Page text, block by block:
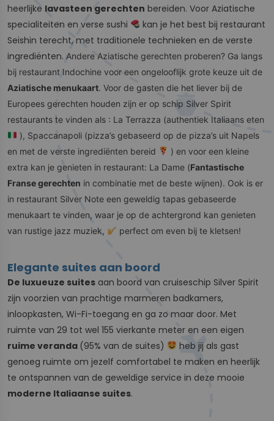
heerlijke lavasteen gerechten bereiden. Voor Aziatische
specialiteiten en verse sushi
kan je het best bij restaurant
Seishin terecht, met traditionele technieken en de verste
ingrediënten. Andere Aziatische gerechten proberen? Ga langs
bij restaurant Indochine voor een ongelooflijk grote keuze uit de
Aziatische menukaart. Voor de gasten die het liever bij de
Europees gerechten houden zijn er op schip Silver Spirit
restaurants te vinden als : La Terrazza (authentiek Italiaans eten
), Spaccanapoli (pizza’s gebaseerd op de pizza’s uit Napels
en met de verste ingrediënten bereid
) en voor een kleine
extra kan je genieten in restaurant: La Dame (Fantastische
Franse gerechten in combinatie met de beste wijnen). Ook is er
in restaurant Silver Note een geweldig tapas gebaseerde
menukaart te vinden, waar je op de achtergrond kan genieten
van rustige jazz muziek,
perfect om even bij te kletsen!
Elegante suites aan boord
De luxueuze suites aan boord van cruiseschip Silver Spirit
zijn voorzien van prachtige marmeren badkamers,
inloopkasten, Wi-Fi-toegang en ga zo maar door. Met
ruimte van 29 tot wel 155 vierkante meter en een eigen
ruime veranda (95% van de suites)
heb jij als gast
genoeg ruimte om jezelf comfortabel te maken en heerlijk
te ontspannen van de geweldige service in deze mooie
moderne Italiaanse suites.